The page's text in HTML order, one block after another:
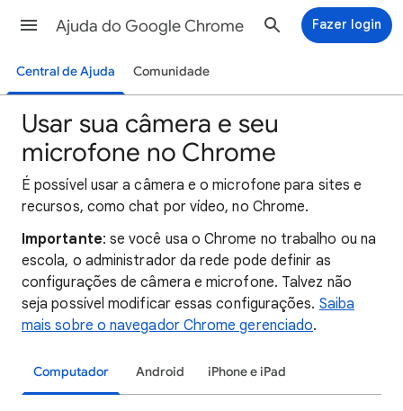
Ajuda do Google Chrome Fazer login
Central de Ajuda Comunidade
Usar sua câmera e seu
microfone no Chrome
É possível usar a câmera e o microfone para sites e
recursos, como chat por vídeo, no Chrome.
Importante: se você usa o Chrome no trabalho ou na
escola, o administrador da rede pode definir as
configurações de câmera e microfone. Talvez não
seja possível modificar essas configurações. Saiba
mais sobre o navegador Chrome gerenciado.
Computador Android iPhone e iPad